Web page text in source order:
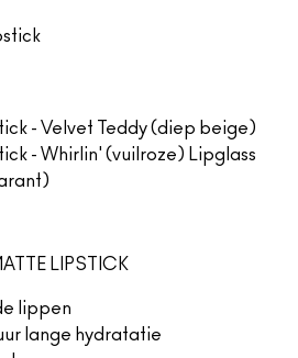
- Velvet Teddy (diep beige)
- Whirlin' (vuilroze) Lipglass
LIPSTICK
lippen
lange hydratatie